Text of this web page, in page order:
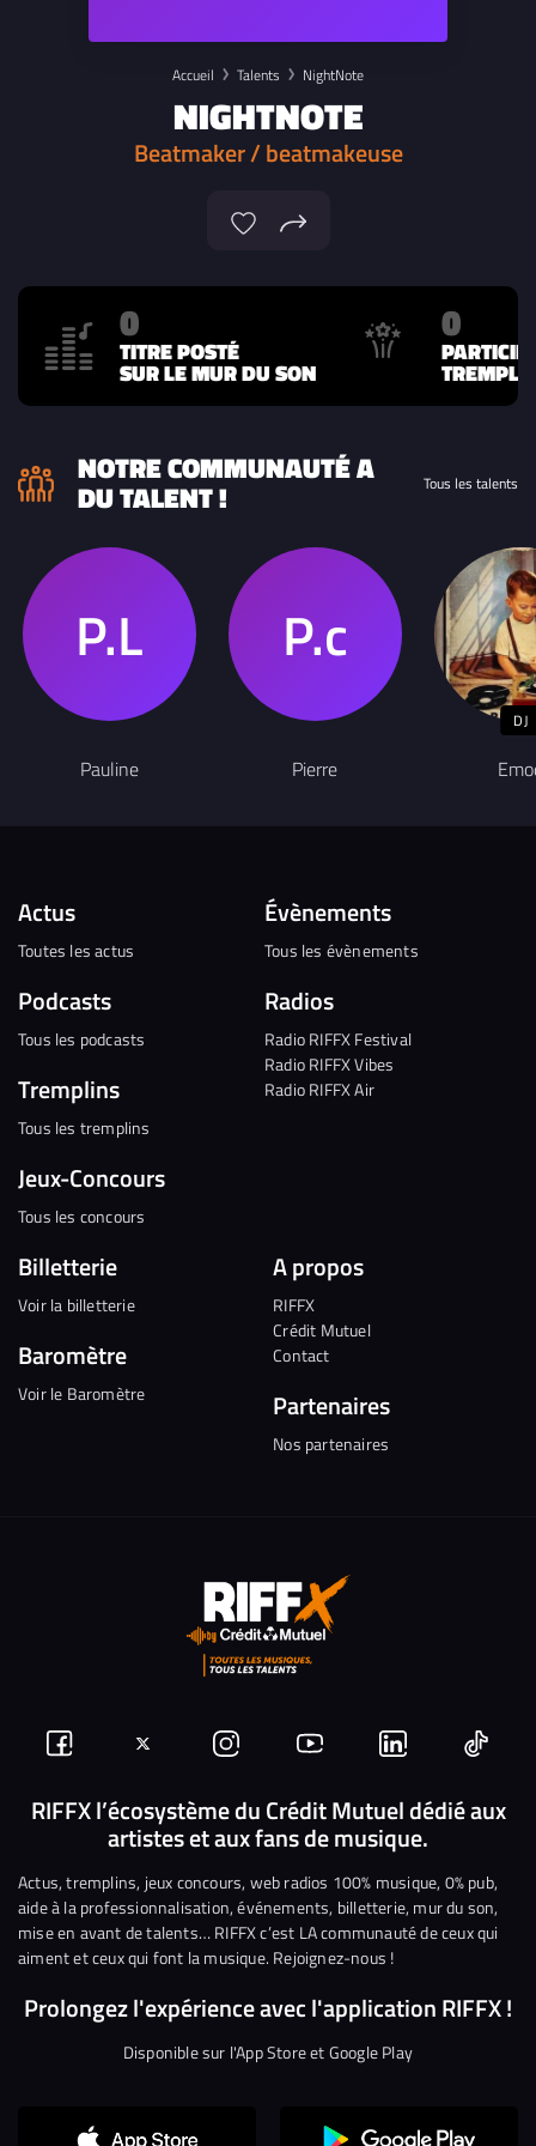
Accueil Talents NightNote
NIGHTNOTE
Beatmaker / beatmakeuse
0
TITRE POSTÉ
SUR LE MUR DU SON
0
NOTRE COMMUNAUTÉ A
DU TALENT ! Tous les talents
Pauline Pierre
DJ
Actus
Toutes les actus
Podcasts
Tous les podcasts
Tremplins
Tous les tremplins
Jeux-Concours
Tous les concours
Évènements
Tous les évènements
Radios
Radio RIFFX Festival
Radio RIFFX Vibes
Radio RIFFX Air
Billetterie
Voir la billetterie
Baromètre
Voir le Baromètre
A propos
RIFFX
Crédit Mutuel
Contact
Partenaires
Nos partenaires
Suivez-
nous
Facebook
Suivez-
nous
sur
Twitter
Nous
rejoindre
sur
Instagram
Nous
rejoindre
sur
YouTube
Nous
rejoindre
sur
Linkedin
Nous
RIFFX l’écosystème du Crédit Mutuel dédié aux
artistes et aux fans de musique.
Actus, tremplins, jeux concours, web radios 100% musique, 0% pub,
aide à la professionnalisation, événements, billetterie, mur du son,
mise en avant de talents… RIFFX c’est LA communauté de ceux qui
aiment et ceux qui font la musique. Rejoignez-nous !
Prolongez l'expérience avec l'application RIFFX !
Disponible sur l'App Store et Google Play